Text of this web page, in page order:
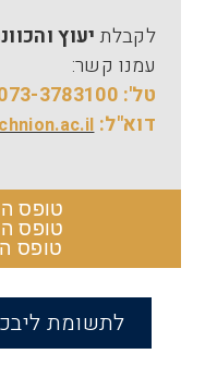
לקבלתיעוץ
עמנו קשר:
טל': 073-3783100
דוא"ל:
טופס
טופס
טופס
לתשומת